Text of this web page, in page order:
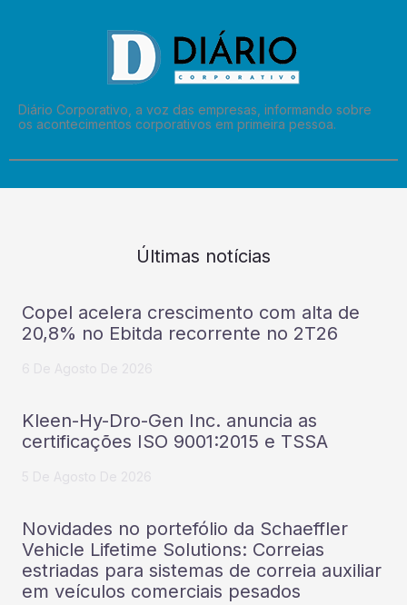
Diário Corporativo, a voz das empresas, informando sobre
os acontecimentos corporativos em primeira pessoa.
Últimas notícias
Copel acelera crescimento com alta de
20,8% no Ebitda recorrente no 2T26
Kleen-Hy-Dro-Gen Inc. anuncia as
certificações ISO 9001:2015 e TSSA
Novidades no portefólio da Schaeffler
Vehicle Lifetime Solutions: Correias
estriadas para sistemas de correia auxiliar
em veículos comerciais pesados